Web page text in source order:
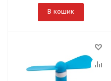
В кошик